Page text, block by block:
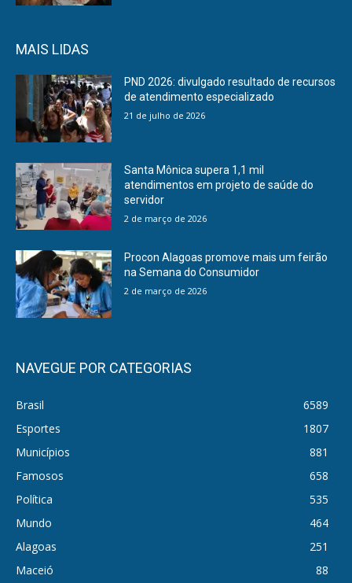
MAIS LIDAS
PND 2026: divulgado resultado de recursos
de atendimento especializado
21 de julho de 2026
Santa Mônica supera 1,1 mil
atendimentos em projeto de saúde do
servidor
2 de março de 2026
Procon Alagoas promove mais um feirão
na Semana do Consumidor
2 de março de 2026
NAVEGUE POR CATEGORIAS
Brasil
6589
Esportes
1807
Municípios
881
Famosos
658
Política
535
Mundo
464
Alagoas
251
Maceió
88